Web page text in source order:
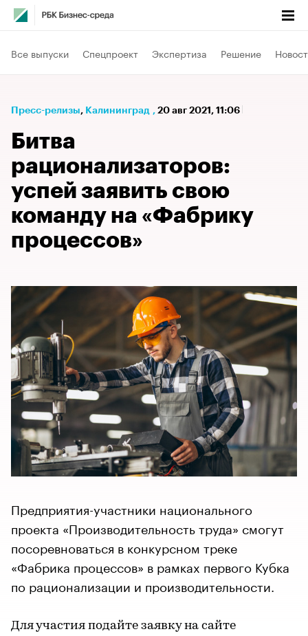
Все выпуски Спецпроект Экспертиза Решение
Пресс-релизы⁠, Калининград , 20 авг 2021, 11:06
Битва
рационализаторов:
успей заявить свою
команду на «Фабрику
процессов»
Предприятия-участники национального
проекта «Производительность труда» смогут
посоревноваться в конкурсном треке
«Фабрика процессов» в рамках первого Кубка
по рационализации и производительности.
Для участия подайте заявку на сайте